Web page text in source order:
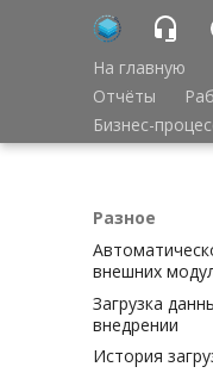
На главную
Отчёты
Бизнес-
Разное
внешних
Зaгpyзкa
внeдpeнии
История